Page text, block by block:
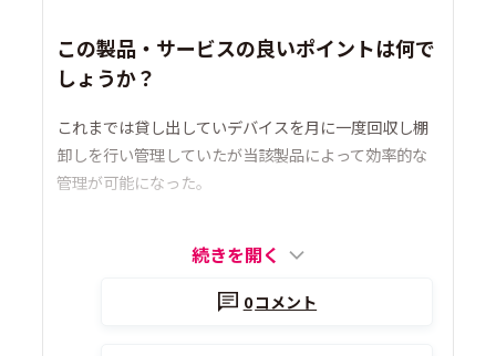
この製品・サービスの良いポイントは何で
しょうか？
これまでは貸し出していデバイスを月に一度回収し棚
卸しを行い管理していたが当該製品によって効率的な
管理が可能になった。
続きを開く
0コメント